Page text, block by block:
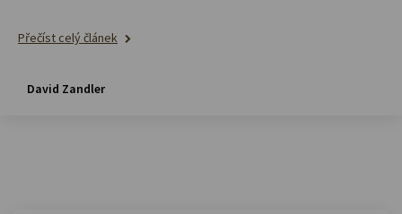
Přečíst celý článek
David Zandler